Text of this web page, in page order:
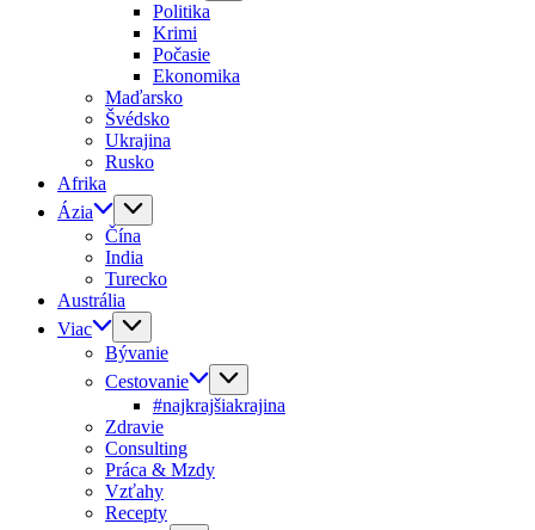
Politika
Krimi
Počasie
Ekonomika
Maďarsko
Švédsko
Ukrajina
Rusko
Afrika
Ázia
Čína
India
Turecko
Austrália
Viac
Bývanie
Cestovanie
#najkrajšiakrajina
Zdravie
Consulting
Práca & Mzdy
Vzťahy
Recepty